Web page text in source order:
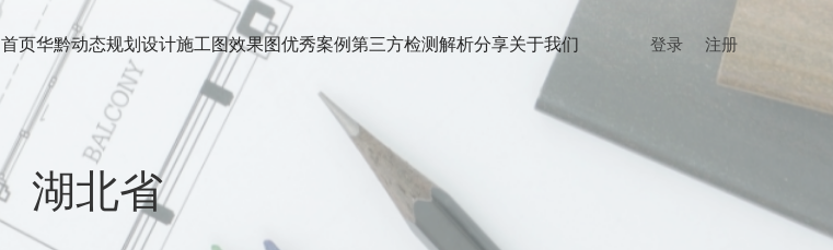
首页华黔动态规划设计施工图效果图优秀案例第三方检测解析分享关于我们 登录 注册
湖北省